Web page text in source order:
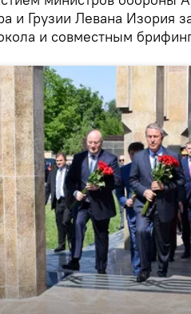
и Грузии Левана Изория
и совместным